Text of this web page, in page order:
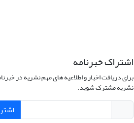
اشتراک خبرنامه
برای دریافت اخبار و اطلاعیه های مهم نشریه در
نشریه مشترک شوید.